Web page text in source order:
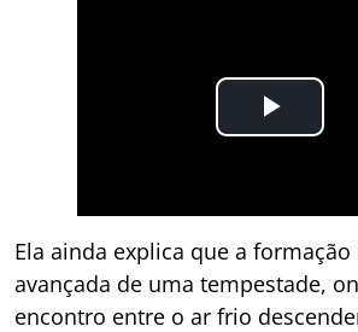
Ela ainda explica que a
avançada de uma tempestade,
encontro entre o ar frio